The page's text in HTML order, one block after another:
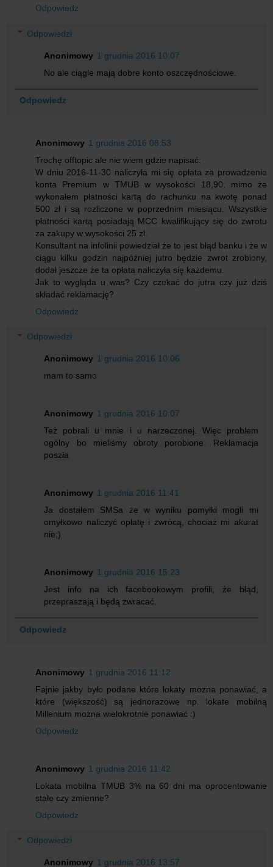
Odpowiedz
Odpowiedzi
Anonimowy 1 grudnia 2016 10:07
No ale ciągle mają dobre konto oszczędnościowe.
Odpowiedz
Anonimowy 1 grudnia 2016 08:53
Trochę offtopic ale nie wiem gdzie napisać:
W dniu 2016-11-30 naliczyła mi się opłata za prowadzenie
konta Premium w TMUB w wysokości 18,90, mimo że
wykonałem płatności kartą do rachunku na kwotę ponad
500 zł i są rozliczone w poprzednim miesiącu. Wszystkie
płatności kartą posiadają MCC kwalifikujący się do zwrotu
za zakupy w wysokości 25 zł.
Konsultant na infolinii powiedział że to jest błąd banku i że w
ciągu kilku godzin najpóźniej jutro będzie zwrot zrobiony,
dodał jeszcze że ta opłata naliczyła się każdemu.
Jak to wygląda u was? Czy czekać do jutra czy już dziś
składać reklamację?
Odpowiedz
Odpowiedzi
Anonimowy 1 grudnia 2016 10:06
mam to samo
Anonimowy 1 grudnia 2016 10:07
Też pobrali u mnie i u narzeczonej. Więc problem
ogólny bo mieliśmy obroty porobione. Reklamacja
poszła
Anonimowy 1 grudnia 2016 11:41
Ja dostałem SMSa że w wyniku pomyłki mogli mi
omyłkowo naliczyć opłatę i zwrócą, chociaż mi akurat
nie;)
Anonimowy 1 grudnia 2016 15:23
Jest info na ich facebookowym profili, że błąd,
przepraszają i będą zwracać.
Odpowiedz
Anonimowy 1 grudnia 2016 11:12
Fajnie jakby było podane które lokaty mozna ponawiać, a
które (większość) są jednorazowe np. lokate mobilną
Millenium można wielokrotnie ponawiać :)
Odpowiedz
Anonimowy 1 grudnia 2016 11:42
Lokata mobilna TMUB 3% na 60 dni ma oprocentowanie
stałe czy zmienne?
Odpowiedz
Odpowiedzi
Anonimowy 1 grudnia 2016 13:57